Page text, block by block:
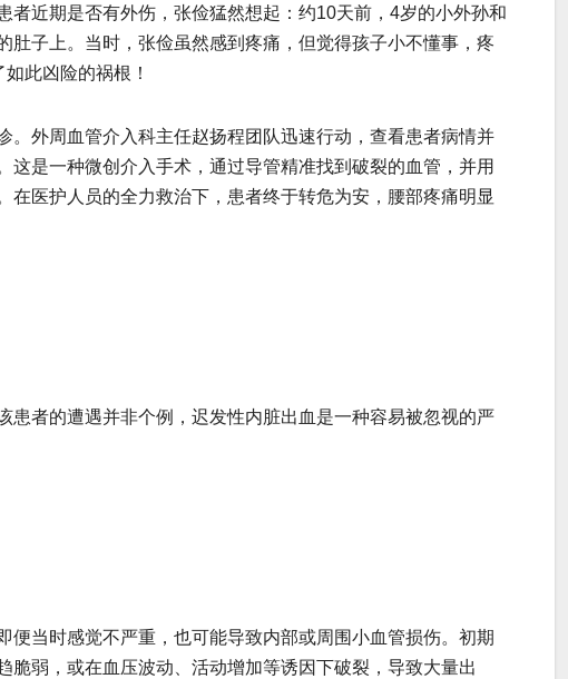
近期是否有外伤，张俭猛然想起：约10天前，4岁的小外孙和
子上。当时，张俭虽然感到疼痛，但觉得孩子小不懂事，疼
此凶险的祸根！
外周血管介入科主任赵扬程团队迅速行动，查看患者病情并
是一种微创介入手术，通过导管精准找到破裂的血管，并用
医护人员的全力救治下，患者终于转危为安，腰部疼痛明显
者的遭遇并非个例，迟发性内脏出血是一种容易被忽视的严
当时感觉不严重，也可能导致内部或周围小血管损伤。初期
弱，或在血压波动、活动增加等诱因下破裂，导致大量出